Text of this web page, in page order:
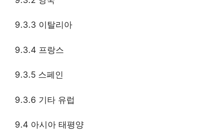
9.3.3 이탈리아
9.3.4 프랑스
9.3.5 스페인
9.3.6 기타 유럽
9.4 아시아 태평양